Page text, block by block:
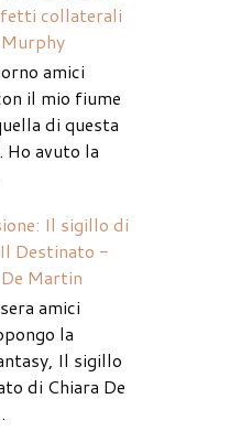
collaterali
amici
il mio fiume
di questa
Ho avuto la
Il sigillo di
Destinato -
Martin
amici
la
Il sigillo
di Chiara De